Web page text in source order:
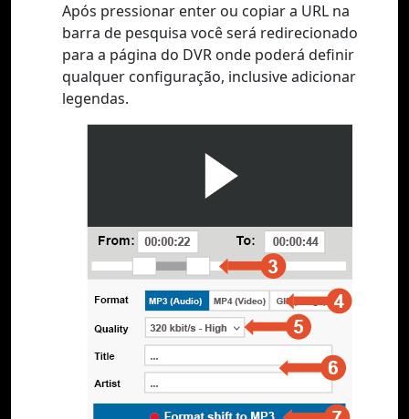
Após pressionar enter ou copiar a URL na
barra de pesquisa você será redirecionado
para a página do DVR onde poderá definir
qualquer configuração, inclusive adicionar
legendas.